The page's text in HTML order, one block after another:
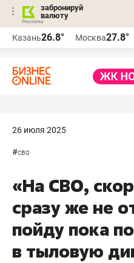
забронируй
валюту
Казань26.8° Москва27.8°
26 июля 2025
#сво
«На СВО,
сразу же не
пойду пока
в тыловую